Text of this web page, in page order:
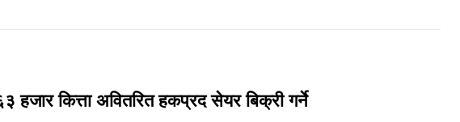
कित्ता अवितरित हकप्रद सेयर बिक्री गर्ने